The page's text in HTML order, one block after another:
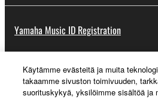
Yamaha Music ID Registration
About Yamaha
Käytämme evästeitä ja muita
takaamme sivuston toimivuuden,
suorituskykyä, yksilöimme sisältöä ja